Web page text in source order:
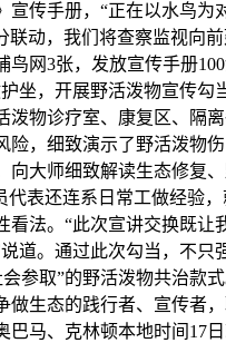
传手册，“正在以水鸟
联动，我们将查察监视
网3张，发放宣传手册
坐，开展野活泼物宣传
物诊疗室、康复区、隔
，细致演示了野活泼物
大师细致解读生态修复
表还连系日常工做经验
法。“此次宣讲交换既
道。通过此次勾当，不
参取”的野活泼物共治
生态的践行者、宣传者
马、克林顿本地时间17